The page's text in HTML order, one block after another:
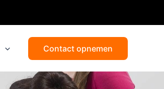
Contact opnemen